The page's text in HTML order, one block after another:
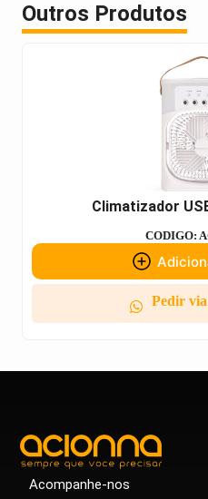
Outros Produtos
Climatizador
CODIGO:
Pedir
Acompanhe-nos